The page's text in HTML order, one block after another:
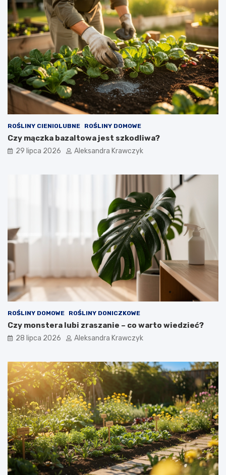
ROŚLINY CIENIOLUBNE ROŚLINY DOMOWE
Czy mączka bazaltowa jest szkodliwa?
29 lipca 2026 Aleksandra Krawczyk
ROŚLINY DOMOWE ROŚLINY DONICZKOWE
Czy monstera lubi zraszanie – co warto wiedzieć?
28 lipca 2026 Aleksandra Krawczyk